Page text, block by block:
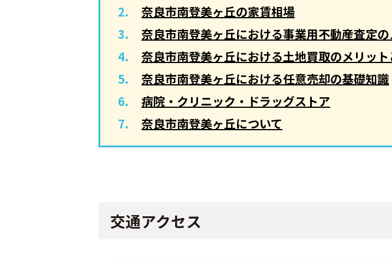
奈良市南登美ヶ丘の家賃相場
奈良市南登美ヶ丘における事業用不動産査定
奈良市南登美ヶ丘における土地買取のメリッ
奈良市南登美ヶ丘における任意売却の基礎知識
病院・クリニック・ドラッグストア
奈良市南登美ヶ丘について
交通アクセス